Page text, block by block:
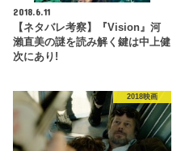
2018.6.11
【ネタバレ考察】『Vision』河
瀨直美の謎を読み解く鍵は中上健
次にあり!
2018映画